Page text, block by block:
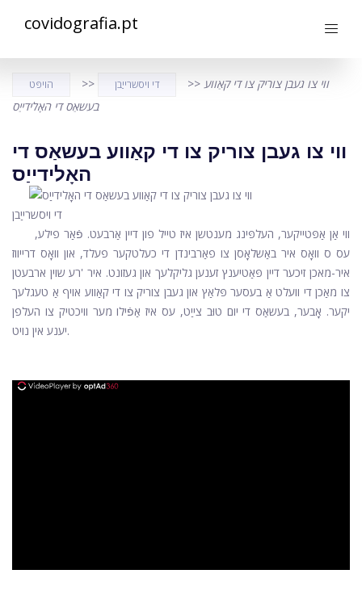
covidografia.pt
הויפּט >> די ויסשרייַבן >> ווי צו געבן צוריק צו די קאַווע
בעשאַס די האָלידייַס
ווי צו געבן צוריק צו די קאַווע בעשאַס די
האָלידייַס
די ויסשרייַבן
ווי אַן אַפּטייקער, העלפּינג מענטשן איז טייל פון דיין אַרבעט. פֿאַר פילע,
עס ס וואָס איר באַשלאָסן צו פאַרבינדן די כעלטקער פעלד, און וואָס דרייווז
איר-מאכן זיכער דיין פּאַטיענץ זענען גליקלעך און געזונט. איר 'רע שוין ארבעטן
צו מאַכן די וועלט אַ בעסער פּלאַץ און געבן צוריק צו די קאַווע אויף אַ טעגלעך
יקער. אָבער, בעשאַס די יום טוּב צייַט, עס איז אַפֿילו מער וויכטיק צו העלפן
יענע אין נויט.